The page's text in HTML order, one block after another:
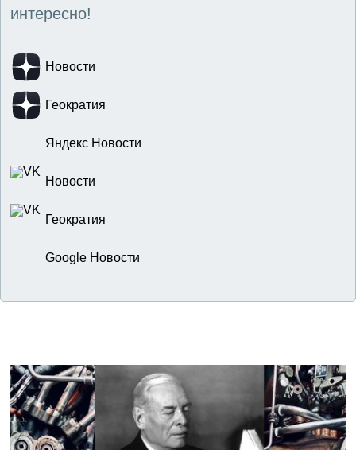
интересно!
Новости
Геократия
Яндекс Новости
Новости
Геократия
Google Новости